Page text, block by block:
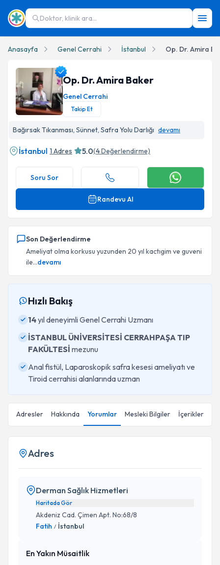
Doktor, klinik ara...
Anasayfa Genel Cerrahi İstanbul Op. Dr. Amira
Op. Dr. Amira Baker
Genel Cerrahi
Takip Et
Bağırsak Tıkanması, Sünnet, Safra Yolu Darlığı devamı
İstanbul 1 Adres 5.0(4Değerlendirme)
Soru Sor
Randevu Al
Son Değerlendirme
Ameliyat olma korkusu yuzunden 20 yıl kactıgim ve guveni
ile...devamı
Hızlı Bakış
14yıl deneyimli Genel Cerrahi Uzmanı
İSTANBUL ÜNİVERSİTESİ CERRAHPAŞA TIP
FAKÜLTESİ mezunu
Anal fistül, Laparoskopik safra kesesi ameliyatı ve
Tiroid cerrahisi alanlarında uzman
Adresler Hakkında Yorumlar Mesleki Bilgiler İçerikler
Adres
Derman Sağlık Hizmetleri
Haritada Gör
Akdeniz Cad. Çimen Apt. No:68/8
Fatih / İstanbul
En Yakın Müsaitlik